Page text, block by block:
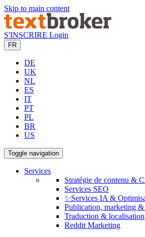
Skip to main content
S'INSCRIRE Login
FR
DE
UK
NL
ES
IT
PT
PL
BR
US
Toggle navigation
Services
Stratégie de contenu &
Services SEO
✨Services IA &
Publication, marketing
Traduction & localisation
Reddit Marketing